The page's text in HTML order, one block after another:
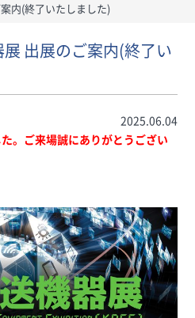
内(終了いたしました)
出展のご案内(終了い
2025.06.04
。ご来場誠にありがとうござい